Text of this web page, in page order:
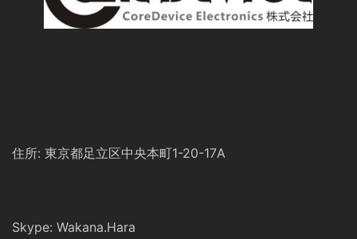
住所: 東京都足立区中央本町1-20-17A
Skype: Wakana.Hara